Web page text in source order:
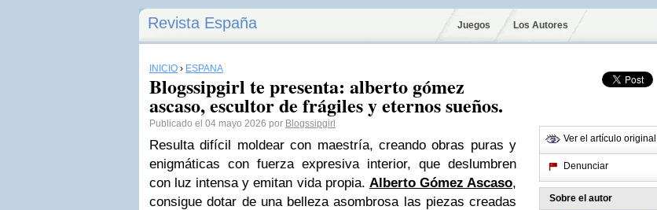
Revista España Juegos Los Autores
INICIO › ESPAÑA
Blogssipgirl te presenta: alberto gómez
ascaso, escultor de frágiles y eternos sueños.
Publicado el 04 mayo 2026 por Blogssipgirl
Resulta difícil moldear con maestría, creando obras puras y
enigmáticas con fuerza expresiva interior, que deslumbren
con luz intensa y emitan vida propia. Alberto Gómez Ascaso,
consigue dotar de una belleza asombrosa las piezas creadas
Ver el artículo original
Denunciar
Sobre el autor